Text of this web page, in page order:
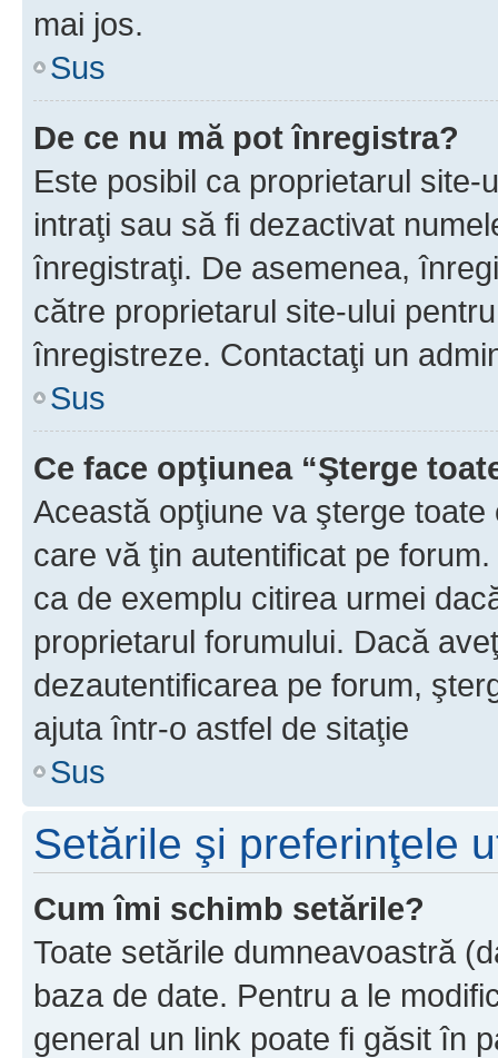
mai jos.
Sus
De ce nu mă pot înregistra?
Este posibil ca proprietarul
intraţi sau să fi dezactivat
înregistraţi. De asemenea,
către proprietarul site-ului
înregistreze. Contactaţi un
Sus
Ce face opţiunea “Şterge
Această opţiune va şterge
care vă ţin autentificat pe
ca de exemplu citirea urmei
proprietarul forumului. Dacă
dezautentificarea pe forum,
ajuta într-o astfel de sitaţie
Sus
Setările şi preferinţele
Cum îmi schimb setările?
Toate setările dumneavoastră
baza de date. Pentru a le
general un link poate fi găsit în